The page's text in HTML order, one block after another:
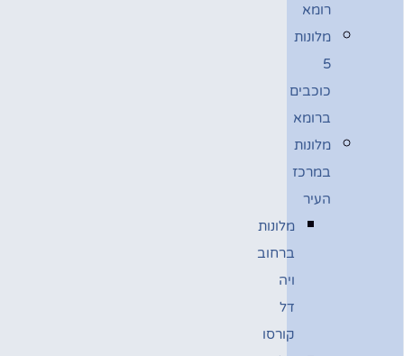
רומא
מלונות
5
כוכבים
ברומא
מלונות
במרכז
העיר
מלונות
ברחוב
ויה
דל
קורסו